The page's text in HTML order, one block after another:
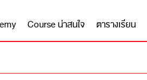
Course น่าสนใจ ตารางเรียน